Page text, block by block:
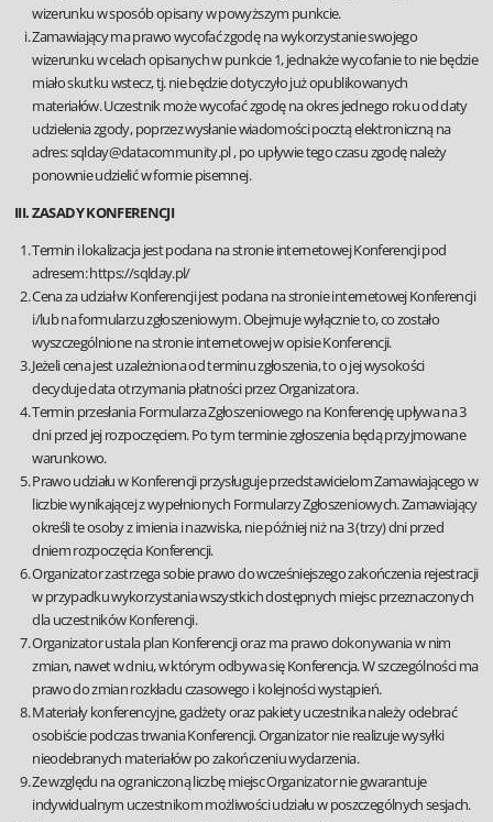
wizerunku w sposób opisany w powyższym punkcie.
Zamawiający ma prawo wycofać zgodę na wykorzystanie swojego
wizerunku w celach opisanych w punkcie 1, jednakże wycofanie to nie będzie
miało skutku wstecz, tj. nie będzie dotyczyło już opublikowanych
materiałów. Uczestnik może wycofać zgodę na okres jednego roku od daty
udzielenia zgody, poprzez wysłanie wiadomości pocztą elektroniczną na
adres: sqlday@datacommunity.pl , po upływie tego czasu zgodę należy
ponownie udzielić w formie pisemnej.
III. ZASADY KONFERENCJI
Termin i lokalizacja jest podana na stronie internetowej Konferencji pod
adresem:https://sqlday.pl/
Cena za udział w Konferencji jest podana na stronie internetowej Konferencji
i/lub na formularzu zgłoszeniowym. Obejmuje wyłącznie to, co zostało
wyszczególnione na stronie internetowej w opisie Konferencji.
Jeżeli cena jest uzależniona od terminu zgłoszenia, to o jej wysokości
decyduje data otrzymania płatności przez Organizatora.
Termin przesłania Formularza Zgłoszeniowego na Konferencję upływa na 3
dni przed jej rozpoczęciem. Po tym terminie zgłoszenia będą przyjmowane
warunkowo.
Prawo udziału w Konferencji przysługuje przedstawicielom Zamawiającego w
liczbie wynikającej z wypełnionych Formularzy Zgłoszeniowych. Zamawiający
określi te osoby z imienia i nazwiska, nie później niż na 3 (trzy) dni przed
dniem rozpoczęcia Konferencji.
Organizator zastrzega sobie prawo do wcześniejszego zakończenia rejestracji
w przypadku wykorzystania wszystkich dostępnych miejsc przeznaczonych
dla uczestników Konferencji.
Organizator ustala plan Konferencji oraz ma prawo dokonywania w nim
zmian, nawet w dniu, w którym odbywa się Konferencja. W szczególności ma
prawo do zmian rozkładu czasowego i kolejności wystąpień.
Materiały konferencyjne, gadżety oraz pakiety uczestnika należy odebrać
osobiście podczas trwania Konferencji. Organizator nie realizuje wysyłki
nieodebranych materiałów po zakończeniu wydarzenia.
Ze względu na ograniczoną liczbę miejsc Organizator nie gwarantuje
indywidualnym uczestnikom możliwości udziału w poszczególnych sesjach.